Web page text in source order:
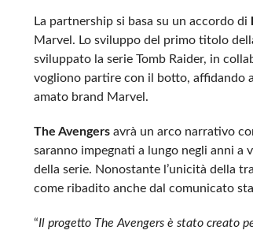
La partnership si basa su un accordo di
Marvel. Lo sviluppo del primo titolo
sviluppato la serie Tomb Raider, in
vogliono partire con il botto, affidando
amato brand Marvel.
The Avengersavrà un arco narrativo
saranno impegnati a lungo negli anni
della serie. Nonostante l’unicità della
come ribadito anche dal comunicato
“Il progetto The Avengers è stato creato